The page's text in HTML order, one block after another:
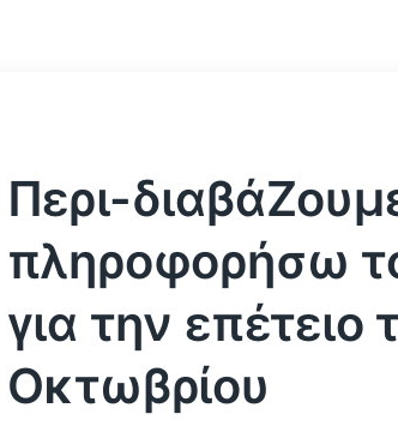
Περι-
πληροφορήσω
για την επέτειο
Οκτωβρίου